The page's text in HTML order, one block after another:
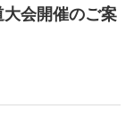
会開催のご案